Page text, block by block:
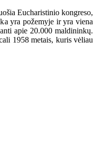
Eucharistinio kongreso,
yra požemyje ir yra viena
apie 20.000 maldininkų.
1958 metais, kuris vėliau